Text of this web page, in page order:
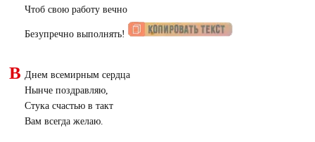
Чтоб свою работу вечно
Безупречно выполнять!
В Днем всемирным сердца
Нынче поздравляю,
Стука счастью в такт
Вам всегда желаю.